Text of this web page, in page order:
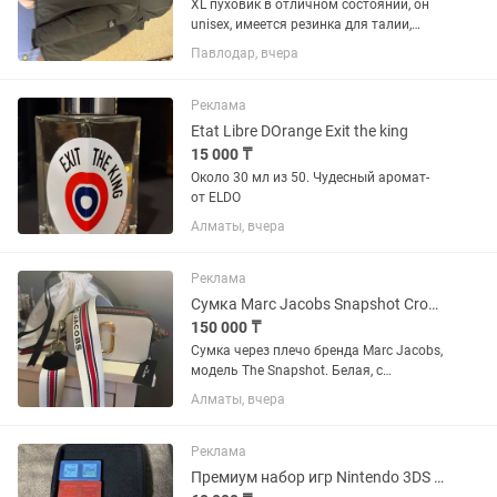
XL пуховик в отличном состоянии, он
unisex, имеется резинка для талии,
носили не много. Есть карманы внутри.
Павлодар, вчера
Реклама
Etat Libre DOrange Exit the king
15 000 ₸
Около 30 мл из 50. Чудесный аромат-
от ELDO
Алматы, вчера
Реклама
Сумка Marc Jacobs Snapshot Crossbody
150 000 ₸
Сумка через плечо бренда Marc Jacobs,
модель The Snapshot. Белая, с
красными и синими элементами. Кожа,
с золотистым металлическим
Застежка на молнии сверху,...
Алматы, вчера
Реклама
Премиум набор игр Nintendo 3DS / DS 23 игры фирменный чехол